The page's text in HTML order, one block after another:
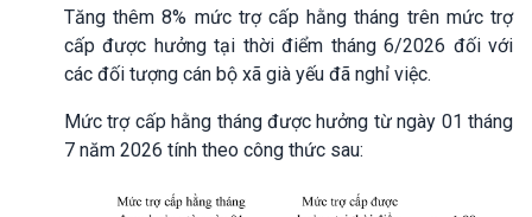
Tăng thêm 8% mức trợ cấp hằng tháng trên mức trợ
cấp được hưởng tại thời điểm tháng 6/2026 đối với
các đối tượng cán bộ xã già yếu đã nghỉ việc.
Mức trợ cấp hằng tháng được hưởng từ ngày 01 tháng
7 năm 2026 tính theo công thức sau: